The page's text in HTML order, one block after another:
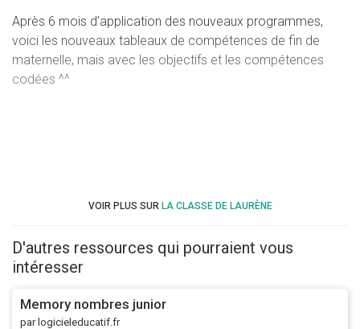
Après 6 mois d’application des nouveaux programmes,
voici les nouveaux tableaux de compétences de fin de
maternelle, mais avec les objectifs et les compétences
codées ^^
VOIR PLUS SUR LA CLASSE DE LAURÈNE
D'autres ressources qui pourraient vous
intéresser
Memory nombres junior
par logicieleducatif.fr